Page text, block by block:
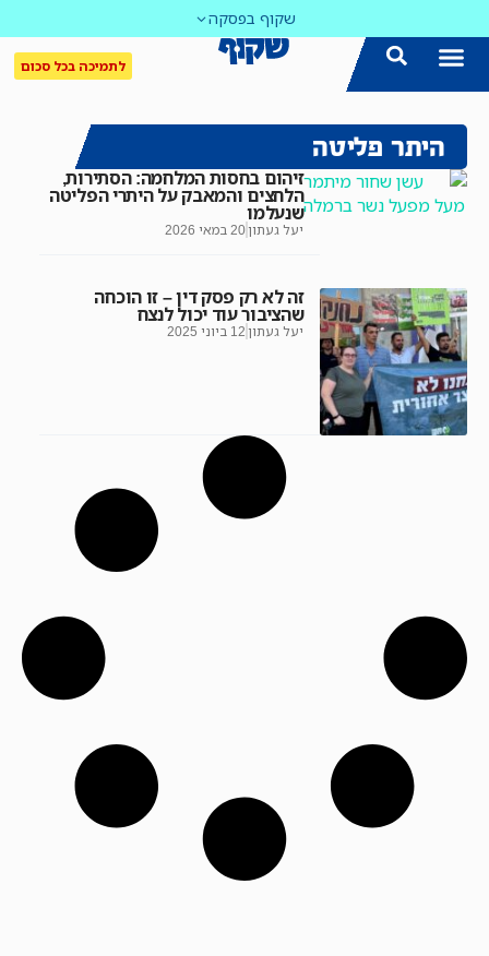
שקוף בפסקה
לתמיכה בכל סכום
היתר פליטה
זיהום בחסות המלחמה: הסתירות,
הלחצים והמאבק על היתרי הפליטה
שנעלמו
יעל געתון20 במאי 2026
זה לא רק פסק דין – זו הוכחה
שהציבור עוד יכול לנצח
יעל געתון 12 ביוני 2025